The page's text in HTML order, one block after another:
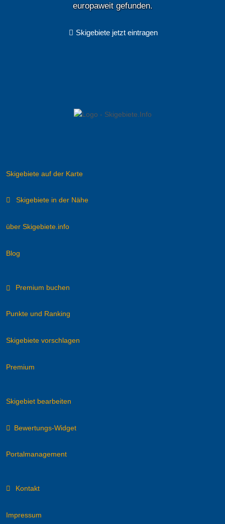
europaweit gefunden.
Skigebiete jetzt eintragen
Skigebiete auf der Karte
Skigebiete in der Nähe
über Skigebiete.info
Blog
Premium buchen
Punkte und Ranking
Skigebiete vorschlagen
Premium
Skigebiet bearbeiten
Bewertungs-Widget
Portalmanagement
Kontakt
Impressum